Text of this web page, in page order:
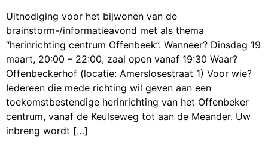
Uitnodiging voor het bijwonen van de
brainstorm-/informatieavond met als thema
“herinrichting centrum Offenbeek”. Wanneer? Dinsdag 19
maart, 20:00 – 22:00, zaal open vanaf 19:30 Waar?
Offenbeckerhof (locatie: Amerslosestraat 1) Voor wie?
Iedereen die mede richting wil geven aan een
toekomstbestendige herinrichting van het Offenbeker
centrum, vanaf de Keulseweg tot aan de Meander. Uw
inbreng wordt […]